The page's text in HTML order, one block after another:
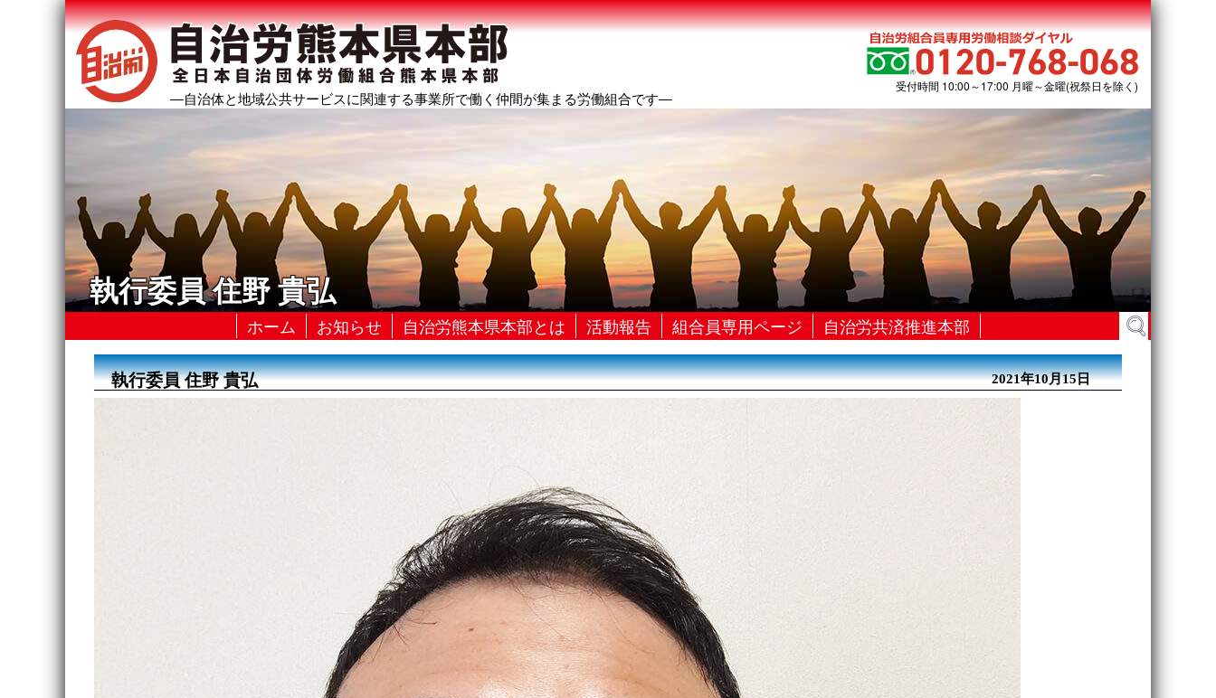
―自治体と地域公共サービスに関連する事業所で働く仲間が集まる労働組合です―
受付時間 10:00～17:00 月曜～金曜(祝祭日を除く)
執行委員 住野 貴弘
ホーム お知らせ 自治労熊本県本部とは 活動報告 組合員専用ページ 自治労共済推進本部
検
索:
執行委員 住野 貴弘 2021年10月15日